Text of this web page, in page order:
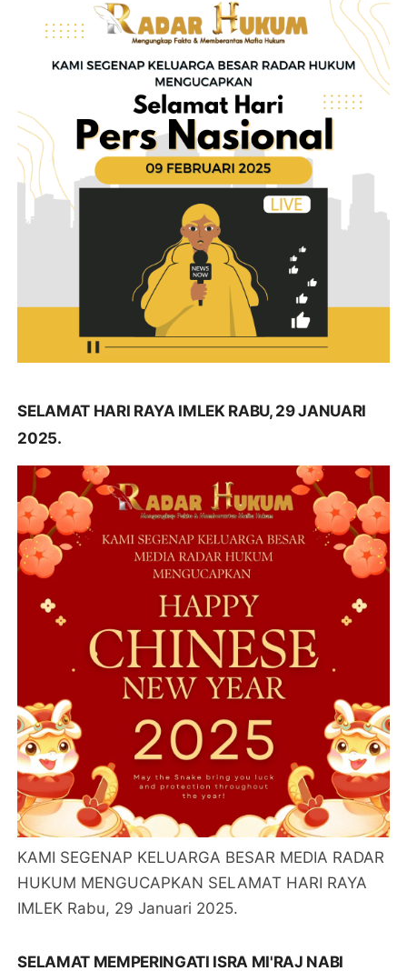
SELAMAT HARI RAYA IMLEK RABU, 29 JANUARI
2025.
KAMI SEGENAP KELUARGA BESAR MEDIA RADAR
HUKUM MENGUCAPKAN SELAMAT HARI RAYA
IMLEK Rabu, 29 Januari 2025.
SELAMAT MEMPERINGATI ISRA MI'RAJ NABI